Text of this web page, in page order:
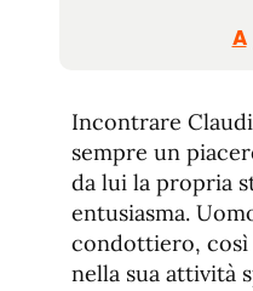
A
Incontrare
sempre un
da lui la propria
entusiasma.
condottiero, così
nella sua attività